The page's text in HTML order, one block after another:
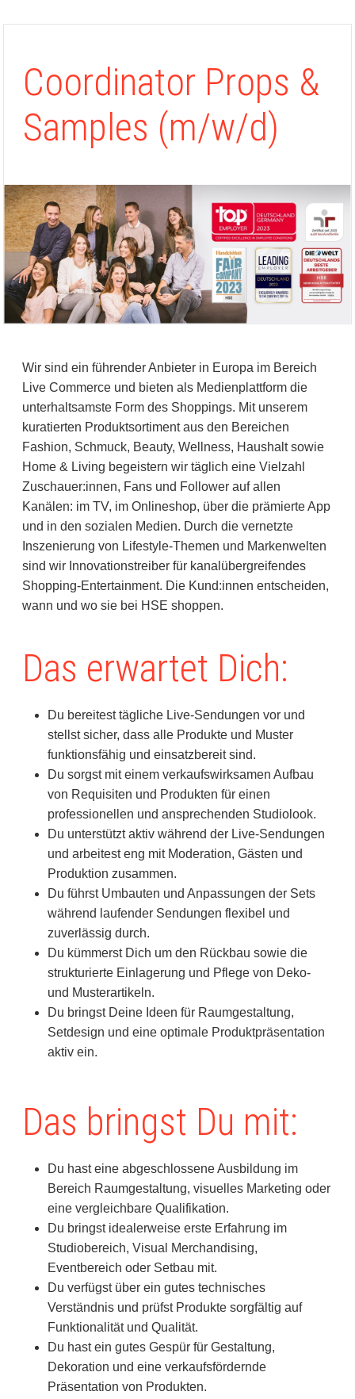
Coordinator Props &
Samples (m/w/d)
Wir sind ein führender Anbieter in Europa im Bereich
Live Commerce und bieten als Medienplattform die
unterhaltsamste Form des Shoppings. Mit unserem
kuratierten Produktsortiment aus den Bereichen
Fashion, Schmuck, Beauty, Wellness, Haushalt sowie
Home & Living begeistern wir täglich eine Vielzahl
Zuschauer:innen, Fans und Follower auf allen
Kanälen: im TV, im Onlineshop, über die prämierte App
und in den sozialen Medien. Durch die vernetzte
Inszenierung von Lifestyle-Themen und Markenwelten
sind wir Innovationstreiber für kanalübergreifendes
Shopping-Entertainment. Die Kund:innen entscheiden,
wann und wo sie bei HSE shoppen.
Das erwartet Dich:
Du bereitest tägliche Live-Sendungen vor und
stellst sicher, dass alle Produkte und Muster
funktionsfähig und einsatzbereit sind.
Du sorgst mit einem verkaufswirksamen Aufbau
von Requisiten und Produkten für einen
professionellen und ansprechenden Studiolook.
Du unterstützt aktiv während der Live-Sendungen
und arbeitest eng mit Moderation, Gästen und
Produktion zusammen.
Du führst Umbauten und Anpassungen der Sets
während laufender Sendungen flexibel und
zuverlässig durch.
Du kümmerst Dich um den Rückbau sowie die
strukturierte Einlagerung und Pflege von Deko-
und Musterartikeln.
Du bringst Deine Ideen für Raumgestaltung,
Setdesign und eine optimale Produktpräsentation
aktiv ein.
Das bringst Du mit:
Du hast eine abgeschlossene Ausbildung im
Bereich Raumgestaltung, visuelles Marketing oder
eine vergleichbare Qualifikation.
Du bringst idealerweise erste Erfahrung im
Studiobereich, Visual Merchandising,
Eventbereich oder Setbau mit.
Du verfügst über ein gutes technisches
Verständnis und prüfst Produkte sorgfältig auf
Funktionalität und Qualität.
Du hast ein gutes Gespür für Gestaltung,
Dekoration und eine verkaufsfördernde
Präsentation von Produkten.